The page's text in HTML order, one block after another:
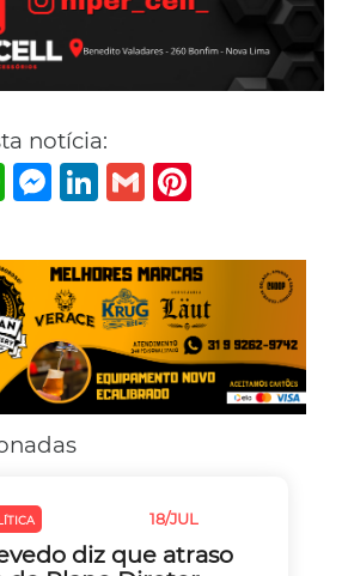
notícia:
WhatsAppMessenger
LinkedIn
Gmail
18/JUL
diz que atraso